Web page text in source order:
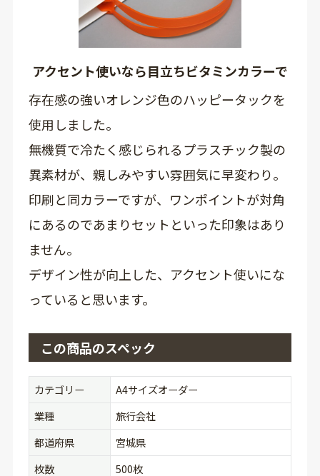
アクセント使いなら目立ちビタミンカラーで
存在感の強いオレンジ色のハッピータックを
使用しました。
無機質で冷たく感じられるプラスチック製の
異素材が、親しみやすい雰囲気に早変わり。
印刷と同カラーですが、ワンポイントが対角
にあるのであまりセットといった印象はあり
ません。
デザイン性が向上した、アクセント使いにな
っていると思います。
この商品のスペック
カテゴリー
A4サイズオーダー
業種
旅行会社
都道府県
宮城県
枚数
500枚